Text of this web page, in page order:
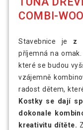
COMBI-
Stavebnice je z
příjemná na
které se budou
vzájemně
radost dětem,
Kostky se dají
dokonale
kreativitu dítěte.